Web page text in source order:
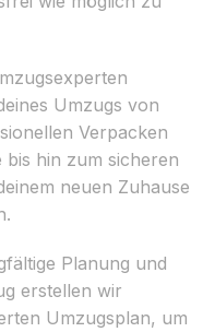
Umzugs von
Verpacken
bis hin zum sicheren
neuen Zuhause
Planung und
erstellen wir
Umzugsplan, um